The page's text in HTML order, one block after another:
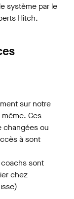
système par le
Hitch.
sur notre
Ces
changées ou
à sont
sont
chez